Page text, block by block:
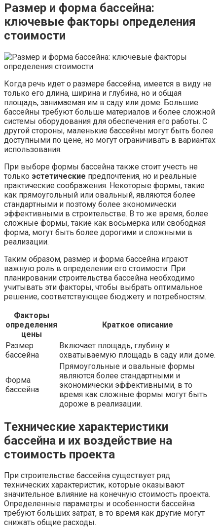
Размер и форма бассейна:
ключевые факторы определения
стоимости
Когда речь идет о размере бассейна, имеется в виду не
только его длина, ширина и глубина, но и общая
площадь, занимаемая им в саду или доме. Большие
бассейны требуют больше материалов и более сложной
системы оборудования для обеспечения его работы. С
другой стороны, маленькие бассейны могут быть более
доступными по цене, но могут ограничивать в вариантах
использования.
При выборе формы бассейна также стоит учесть не
только эстетические предпочтения, но и реальные
практические соображения. Некоторые формы, такие
как прямоугольный или овальный, являются более
стандартными и поэтому более экономически
эффективными в строительстве. В то же время, более
сложные формы, такие как восьмерка или свободная
форма, могут быть более дорогими и сложными в
реализации.
Таким образом, размер и форма бассейна играют
важную роль в определении его стоимости. При
планировании строительства бассейна необходимо
учитывать эти факторы, чтобы выбрать оптимальное
решение, соответствующее бюджету и потребностям.
Факторы
определения
цены
Краткое описание
Размер
бассейна
Включает площадь, глубину и
охватываемую площадь в саду или доме.
Форма
бассейна
Прямоугольные и овальные формы
являются более стандартными и
экономически эффективными, в то
время как сложные формы могут быть
дороже в реализации.
Технические характеристики
бассейна и их воздействие на
стоимость проекта
При строительстве бассейна существует ряд
технических характеристик, которые оказывают
значительное влияние на конечную стоимость проекта.
Определенные параметры и особенности бассейна
требуют больших затрат, в то время как другие могут
снижать общие расходы.